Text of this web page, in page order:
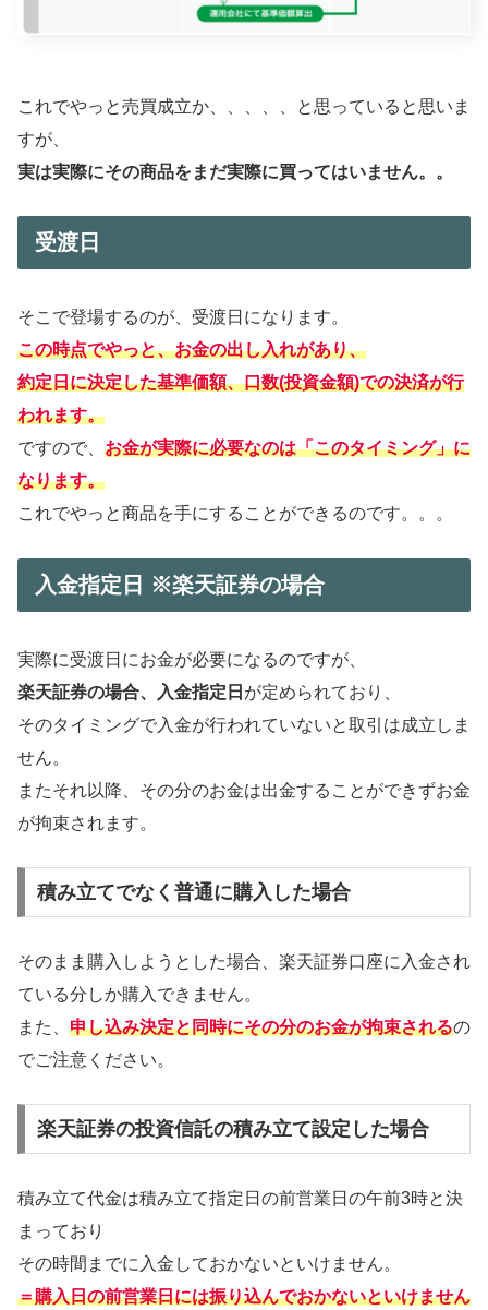
これでやっと売買成立か、、、、、と思っていると思いま
すが、
実は実際にその商品をまだ実際に買ってはいません。。
受渡日
そこで登場するのが、受渡日になります。
この時点でやっと、お金の出し入れがあり、
約定日に決定した基準価額、口数(投資金額)での決済が行
われます。
ですので、 お金が実際に必要なのは「このタイミング」に
なります。
これでやっと商品を手にすることができるのです。。。
入金指定日 ※楽天証券の場合
実際に受渡日にお金が必要になるのですが、
楽天証券の場合、入金指定日 が定められており、
そのタイミングで入金が行われていないと取引は成立しま
せん。
またそれ以降、その分のお金は出金することができずお金
が拘束されます。
積み立てでなく普通に購入した場合
そのまま購入しようとした場合、楽天証券口座に入金され
ている分しか購入できません。
また、 申し込み決定と同時にその分のお金が拘束されるの
でご注意ください。
楽天証券の投資信託の積み立て設定した場合
積み立て代金は積み立て指定日の前営業日の午前3時と決
まっており
その時間までに入金しておかないといけません。
＝購入日の前営業日には振り込んでおかないといけません